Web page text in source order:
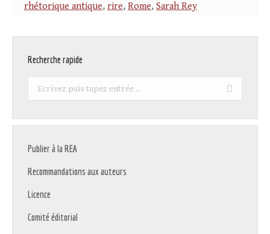
rhétorique antique, rire, Rome, Sarah Rey
Recherche rapide
Recherche
Publier à la REA
Recommandations aux auteurs
Licence
Comité éditorial